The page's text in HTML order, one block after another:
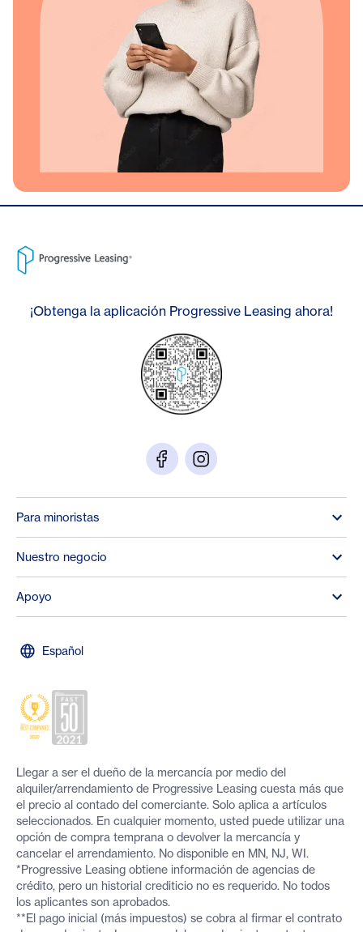
¡Obtenga la aplicación Progressive Leasing ahora!
Para minoristas
Nuestro negocio
Apoyo
Español
Llegar a ser el dueño de la mercancía por medio del
alquiler/arrendamiento de Progressive Leasing cuesta más que
el precio al contado del comerciante. Solo aplica a artículos
seleccionados. En cualquier momento, usted puede utilizar una
opción de compra temprana o devolver la mercancía y
cancelar el arrendamiento. No disponible en MN, NJ, WI.
*Progressive Leasing obtiene información de agencias de
crédito, pero un historial crediticio no es requerido. No todos
los aplicantes son aprobados.
**El pago inicial (más impuestos) se cobra al firmar el contrato